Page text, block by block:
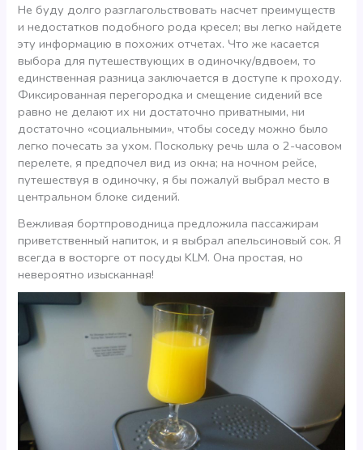
Не буду долго разглагольствовать насчет преимуществ
и недостатков подобного рода кресел; вы легко найдете
эту информацию в похожих отчетах. Что же касается
выбора для путешествующих в одиночку/вдвоем, то
единственная разница заключается в доступе к проходу.
Фиксированная перегородка и смещение сидений все
равно не делают их ни достаточно приватными, ни
достаточно «социальными», чтобы соседу можно было
легко почесать за ухом. Поскольку речь шла о 2-часовом
перелете, я предпочел вид из окна; на ночном рейсе,
путешествуя в одиночку, я бы пожалуй выбрал место в
центральном блоке сидений.
Вежливая бортпроводница предложила пассажирам
приветственный напиток, и я выбрал апельсиновый сок. Я
всегда в восторге от посуды KLM. Она простая, но
невероятно изысканная!